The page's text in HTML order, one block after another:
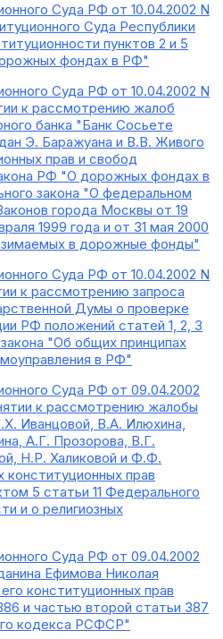
Суда РФ от 10.04.2002 N
Суда Республики
пунктов 2 и 5
фондах в РФ"
Суда РФ от 10.04.2002 N
к рассмотрению жалоб
банка "Банк Сосьете
Э. Баражуана и В.В. Живого
прав и свобод
РФ "О дорожных фондах в
закона "О федеральном
города Москвы от 19
1999 года и от 31 мая 2000
в дорожные фонды"
Суда РФ от 10.04.2002 N
к рассмотрению запроса
Думы о проверке
РФ положений статей 1, 2, 3
"Об общих принципах
в РФ"
Суда РФ от 09.04.2002
к рассмотрению жалобы
Иванцовой, В.А. Илюхина,
А.Г. Прозорова, В.Г.
Н.Р. Халиковой и Ф.Ф.
конституционных прав
5 статьи 11 Федерального
и о религиозных
Суда РФ от 09.04.2002
Ефимова Николая
конституционных прав
и частью второй статьи 387
кодекса РСФСР"